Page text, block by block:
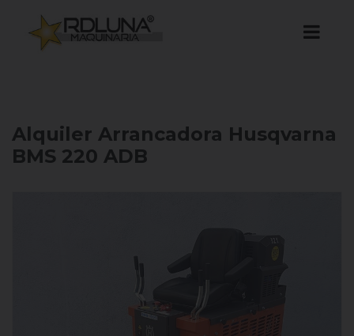
Alquiler Arrancadora Husqvarna
BMS 220 ADB